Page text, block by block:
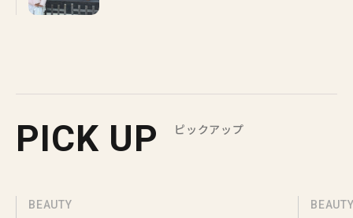
PICK UP ピックアップ
BEAUTY